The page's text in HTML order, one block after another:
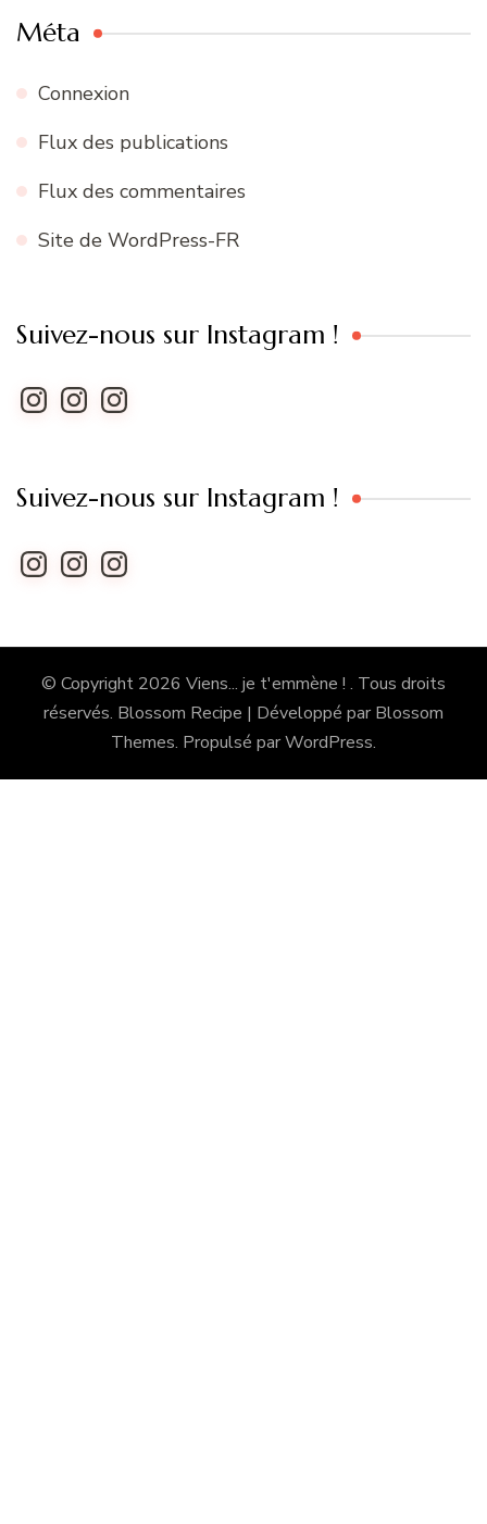
Méta
Connexion
Flux des publications
Flux des commentaires
Site de WordPress-FR
Suivez-nous sur Instagram !
Instagram
InstagramInstagram
Suivez-nous sur Instagram !
Instagram
InstagramInstagram
© Copyright 2026 Viens... je t'emmène ! . Tous droits
réservés. Blossom Recipe | Développé par Blossom
Themes. Propulsé parWordPress.